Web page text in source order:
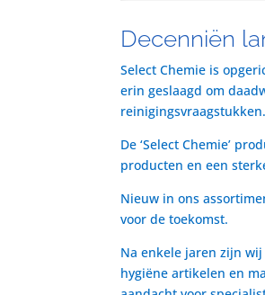
Decenniën
Select Chemie is
erin geslaagd om
reinigingsvraagstukken.
De ‘Select Chemie’
producten en een
Nieuw in ons
voor de toekomst.
Na enkele jaren zijn
hygiëne artikelen en